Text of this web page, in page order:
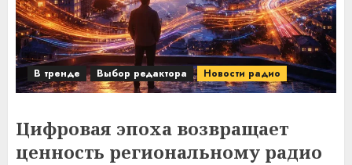
В тренде Выбор редактора Новости радио
Цифровая эпоха возвращает
ценность региональному радио